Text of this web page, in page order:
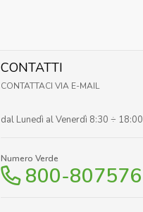
CONTATTI
CONTATTACI VIA E-MAIL
dal Lunedì al Venerdì 8:30 ÷ 18:00
Numero Verde
800-807576